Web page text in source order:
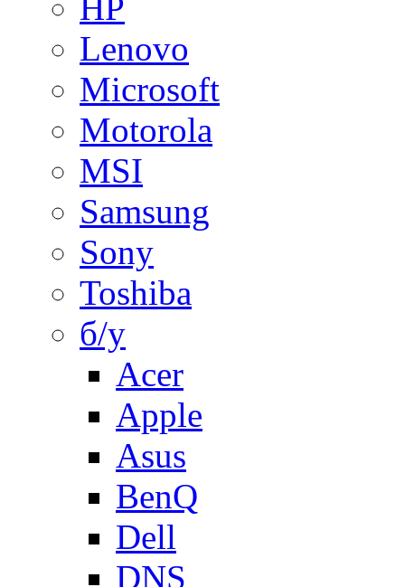
Lenovo
Microsoft
Motorola
MSI
Samsung
Sony
Toshiba
б/у
Acer
Apple
Asus
BenQ
Dell
DNS